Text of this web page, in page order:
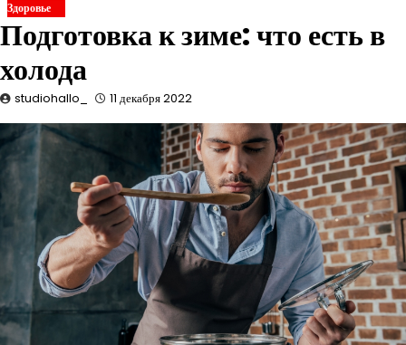
Здоровье
Подготовка к зиме: что есть в
холода
studiohallo_ 11 декабря 2022